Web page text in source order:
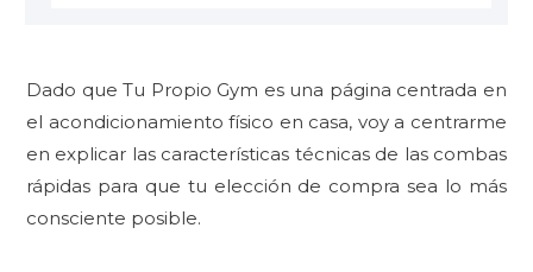
Dado que Tu Propio Gym es una página centrada en
el acondicionamiento físico en casa, voy a centrarme
en explicar las características técnicas de las combas
rápidas para que tu elección de compra sea lo más
consciente posible.